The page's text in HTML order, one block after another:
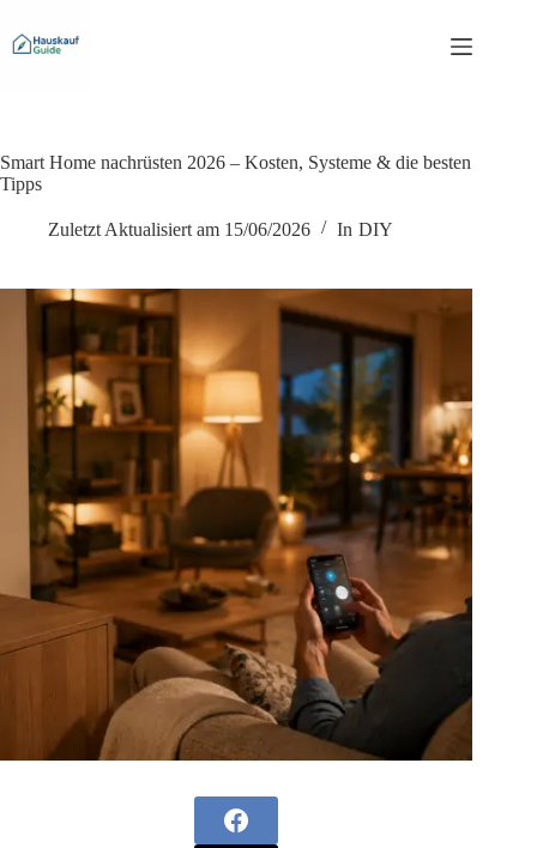
Inhalt
springen
Smart Home nachrüsten 2026 – Kosten, Systeme & die besten
Tipps
Zuletzt Aktualisiert am 15/06/2026 In DIY